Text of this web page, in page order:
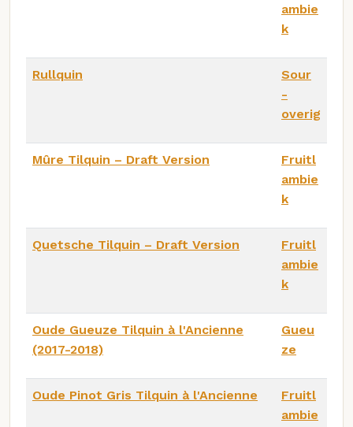
ambie
k
Rullquin
Sour
-
overig
Mûre Tilquin – Draft Version
Fruitl
ambie
k
Quetsche Tilquin – Draft Version
Fruitl
ambie
k
Oude Gueuze Tilquin à l'Ancienne
(2017-2018)
Gueu
ze
Oude Pinot Gris Tilquin à l'Ancienne
Fruitl
ambie